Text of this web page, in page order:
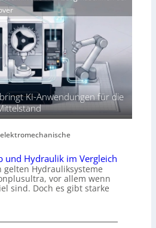
KI-Anwendungen für die
und Hydraulik im Vergleich
gelten Hydrauliksysteme
vor allem wenn
sind. Doch es gibt starke